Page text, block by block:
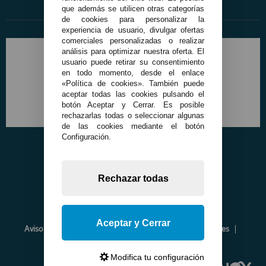
Aviso Legal Política de Privacidad
Política de Cookies
Envíos y Devoluciones
Opiniones
que además se utilicen otras categorías
de cookies para personalizar la
experiencia de usuario, divulgar ofertas
comerciales personalizadas o realizar
análisis para optimizar nuestra oferta. El
usuario puede retirar su consentimiento
en todo momento, desde el enlace
«Política de cookies». También puede
aceptar todas las cookies pulsando el
botón Aceptar y Cerrar. Es posible
rechazarlas todas o seleccionar algunas
de las cookies mediante el botón
Configuración.
Rechazar todas
Aceptar y Cerrar
Modifica tu configuración